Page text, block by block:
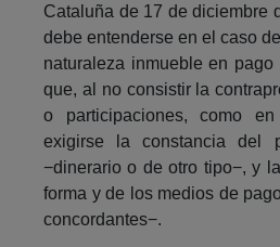
Cataluña de 17 de diciembre
debe entenderse en el caso
naturaleza inmueble en pago
que, al no consistir la
o participaciones, como
exigirse la constancia del
−dinerario o de otro tipo−, y
forma y de los medios de
concordantes−.